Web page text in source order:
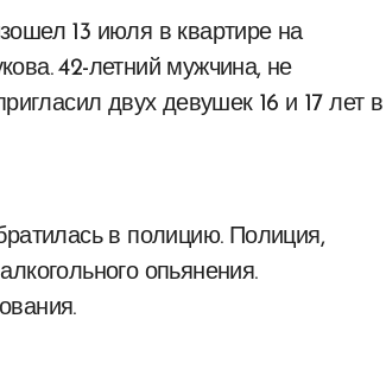
13 июля в квартире на
42-летний мужчина, не
двух девушек 16 и 17 лет в
в полицию. Полиция,
опьянения.